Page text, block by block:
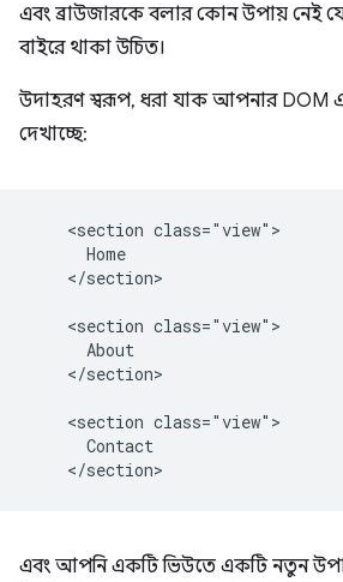
এবং ব্রাউজারকে বলার কোন উপায় নেই
বাইরে থাকা উচিত।
উদাহরণ স্বরূপ, ধরা যাক আপনার
দেখাচ্ছে:
    <section class="view">
      Home
    </section>
    <section class="view">
      About
    </section>
    <section class="view">
      Contact
এবং আপনি একটি ভিউতে একটি নতুন